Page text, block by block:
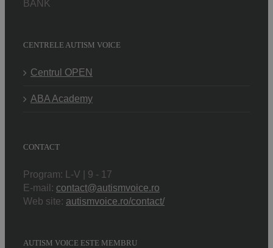
BANK
CENTRELE AUTISM VOICE
Centrul OPEN
ABA Academy
CONTACT
Program: L-V | 9 - 17
E-mail: contact@autismvoice.ro
Web site: autismvoice.ro/contact/
AUTISM VOICE ESTE MEMBRU